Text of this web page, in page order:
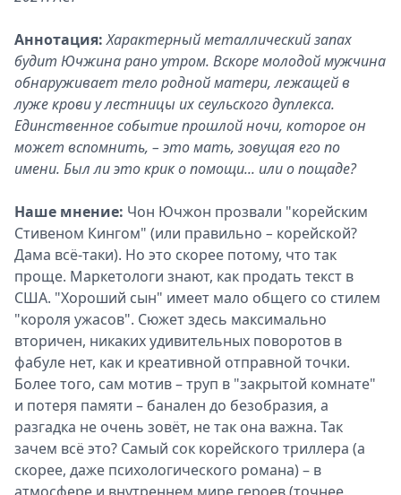
Аннотация:Характерный металлический запах
будит Ючжина рано утром. Вскоре молодой мужчина
обнаруживает тело родной матери, лежащей в
луже крови у лестницы их сеульского дуплекса.
Единственное событие прошлой ночи, которое он
может вспомнить, – это мать, зовущая его по
имени. Был ли это крик о помощи... или о пощаде?
Наше мнение: Чон Ючжон прозвали "корейским
Стивеном Кингом" (или правильно – корейской?
Дама всё-таки). Но это скорее потому, что так
проще. Маркетологи знают, как продать текст в
США. "Хороший сын" имеет мало общего со стилем
"короля ужасов". Сюжет здесь максимально
вторичен, никаких удивительных поворотов в
фабуле нет, как и креативной отправной точки.
Более того, сам мотив – труп в "закрытой комнате"
и потеря памяти – банален до безобразия, а
разгадка не очень зовёт, не так она важна. Так
зачем всё это? Самый сок корейского триллера (а
скорее, даже психологического романа) – в